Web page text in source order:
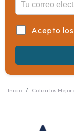
Acepto
Inicio Cotiza los